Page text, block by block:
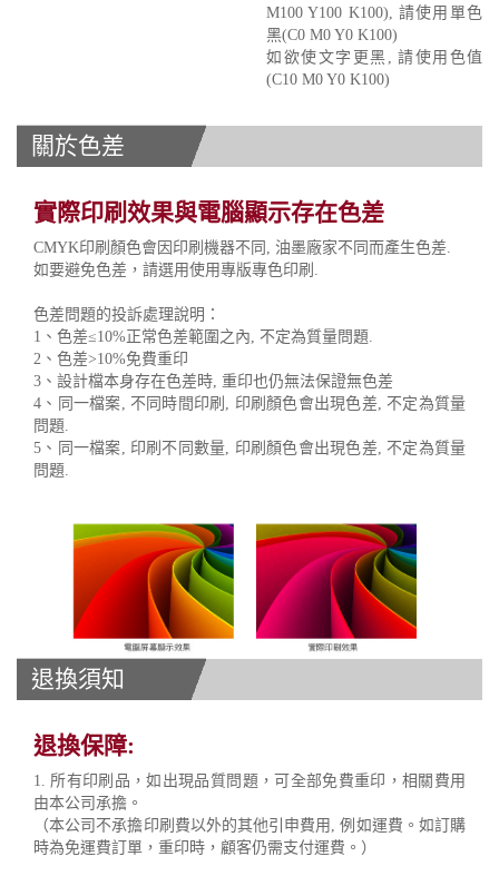
M100 Y100 K100), 請使用單色
黑(C0 M0 Y0 K100)
如欲使文字更黑, 請使用色值
(C10 M0 Y0 K100)
關於色差
實際印刷效果與電腦顯示存在色差
CMYK印刷顏色會因印刷機器不同, 油墨廠家不同而產生色差.
如要避免色差，請選用使用專版專色印刷.
色差問題的投訴處理說明：
1、色差≤10%正常色差範圍之內, 不定為質量問題.
2、色差>10%免費重印
3、設計檔本身存在色差時, 重印也仍無法保證無色差
4、同一檔案, 不同時間印刷, 印刷顏色會出現色差, 不定為質量
問題.
5、同一檔案, 印刷不同數量, 印刷顏色會出現色差, 不定為質量
問題.
退換須知
退換保障:
1. 所有印刷品，如出現品質問題，可全部免費重印，相關費用
由本公司承擔。
（本公司不承擔印刷費以外的其他引申費用, 例如運費。如訂購
時為免運費訂單，重印時，顧客仍需支付運費。）